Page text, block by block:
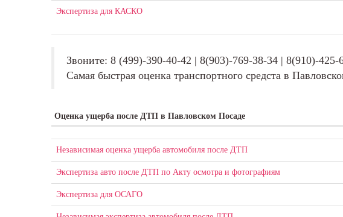
Экспертиза для КАСКО
Звоните: 8 (499)-390-40-42 | 8(903)-769-38-34 | 8(910)-425-
Самая быстрая оценка транспортного средста в
Оценка ущерба после ДТП в Павловском Посаде
Независимая оценка ущерба автомобиля после ДТП
Экспертиза авто после ДТП по Акту осмотра и фотографиям
Экспертиза для ОСАГО